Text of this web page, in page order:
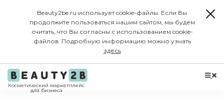
Beauty2be.ru использует cookie-файлы. Если Вы
продолжите пользоваться нашим сайтом, мы будем
считать, что Вы согласны с использованием cookie-
файлов. Подробную информацию можно узнать
здесь
Косметический маркетплейс
для бизнеса